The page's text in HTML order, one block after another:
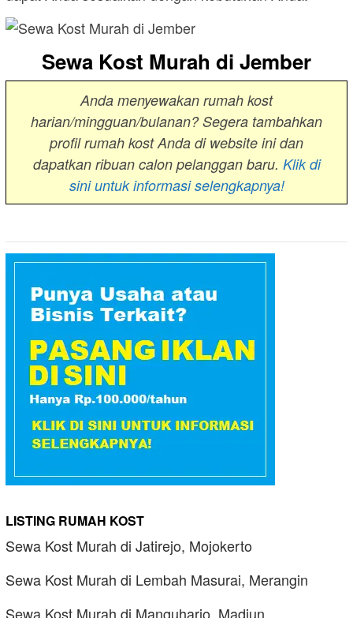
Sewa Kost Murah di Jember
Anda menyewakan rumah kost
harian/mingguan/bulanan? Segera tambahkan
profil rumah kost Anda di website ini dan
dapatkan ribuan calon pelanggan baru. Klik di
sini untuk informasi selengkapnya!
LISTING RUMAH KOST
Sewa Kost Murah di Jatirejo, Mojokerto
Sewa Kost Murah di Lembah Masurai, Merangin
Sewa Kost Murah di Manguharjo, Madiun